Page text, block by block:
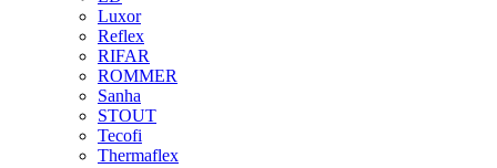
Luxor
Reflex
RIFAR
ROMMER
Sanha
STOUT
Tecofi
Thermaflex